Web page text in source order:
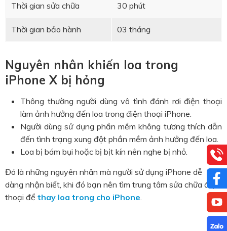
Thời gian sửa chữa 30 phút
Thời gian bảo hành 03 tháng
Nguyên nhân khiến loa trong
iPhone X bị hỏng
Thông thường người dùng vô tình đánh rơi điện thoại
làm ảnh hưởng đến loa trong điện thoại iPhone.
Người dùng sử dụng phần mềm không tương thích dẫn
đến tình trạng xung đột phần mềm ảnh hưởng đến loa.
Loa bị bám bụi hoặc bị bịt kín nên nghe bị nhỏ.
Đó là những nguyên nhân mà người sử dụng iPhone dễ
dàng nhận biết, khi đó bạn nên tìm trung tâm sửa chữa điện
thoại để thay loa trong cho iPhone.